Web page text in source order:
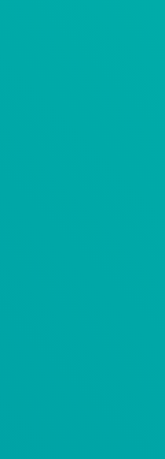
oldalferdeség
minimális
köszönhetően. A
Creo Simulation
támogatást
szimulációkhoz,
pontok
egyaránt. Az új
eszközök pedig
Megoldó
valamint nagy
lehetővé a jobb
egyszerűbb
AZ ADDITÍV ÉS SZUBTRAKTÍV
Optimalizálja
hagyományos